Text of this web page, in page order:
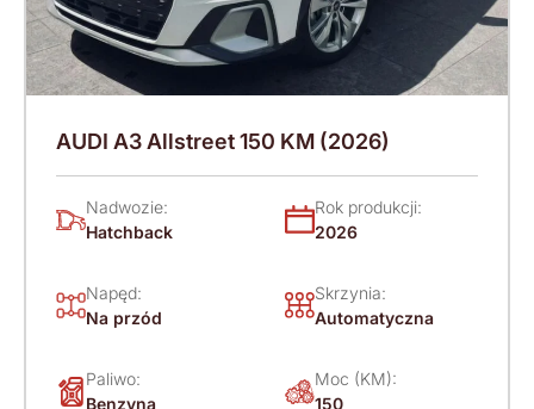
AUDI A3 Allstreet 150 KM (2026)
Nadwozie:
Hatchback
Rok produkcji:
2026
Napęd:
Na przód
Skrzynia:
Automatyczna
Paliwo:
Benzyna
Moc (KM):
150